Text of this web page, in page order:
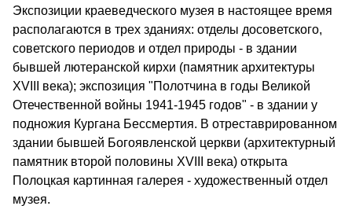
Экспозиции краеведческого музея в настоящее время
располагаются в трех зданиях: отделы досоветского,
советского периодов и отдел природы - в здании
бывшей лютеранской кирхи (памятник архитектуры
XVIII века); экспозиция "Полотчина в годы Великой
Отечественной войны 1941-1945 годов" - в здании у
подножия Кургана Бессмертия. В отреставрированном
здании бывшей Богоявленской церкви (архитектурный
памятник второй половины XVIII века) открыта
Полоцкая картинная галерея - художественный отдел
музея.